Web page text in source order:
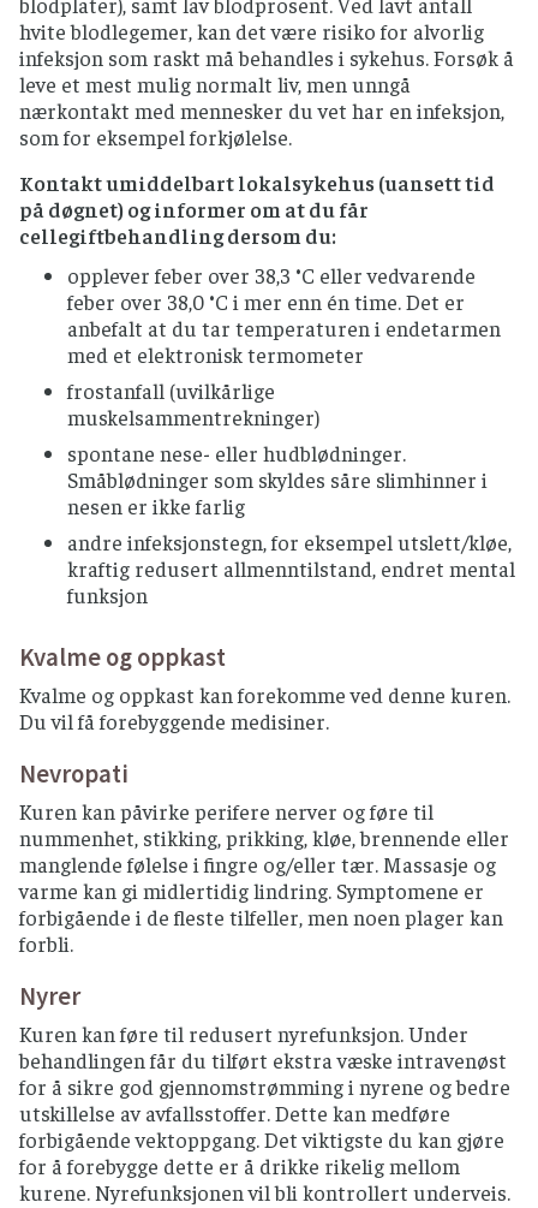
hvite blodlegemer, kan det være risiko for alvorlig
infeksjon som raskt må behandles i sykehus. Forsøk å
leve et mest mulig normalt liv, men unngå
nærkontakt med mennesker du vet har en infeksjon,
som for eksempel forkjølelse.
Kontakt umiddelbart lokalsykehus (uansett tid
på døgnet) og informer om at du får
cellegiftbehandling dersom du:
opplever feber over 38,3 °C eller vedvarende
feber over 38,0 °C i mer enn én time. Det er
anbefalt at du tar temperaturen i endetarmen
med et elektronisk termometer
frostanfall (uvilkårlige
muskelsammentrekninger)
spontane nese- eller hudblødninger.
Småblødninger som skyldes såre slimhinner i
nesen er ikke farlig
andre infeksjonstegn, for eksempel utslett/kløe,
kraftig redusert allmenntilstand, endret mental
funksjon
Kvalme og oppkast
Kvalme og oppkast kan forekomme ved denne kuren.
Du vil få forebyggende medisiner.
Nevropati
Kuren kan påvirke perifere nerver og føre til
nummenhet, stikking, prikking, kløe, brennende eller
manglende følelse i fingre og/eller tær. Massasje og
varme kan gi midlertidig lindring. Symptomene er
forbigående i de fleste tilfeller, men noen plager kan
forbli.
Nyrer
Kuren kan føre til redusert nyrefunksjon. Under
behandlingen får du tilført ekstra væske intravenøst
for å sikre god gjennomstrømming i nyrene og bedre
utskillelse av avfallsstoffer. Dette kan medføre
forbigående vektoppgang. Det viktigste du kan gjøre
for å forebygge dette er å drikke rikelig mellom
kurene. Nyrefunksjonen vil bli kontrollert underveis.